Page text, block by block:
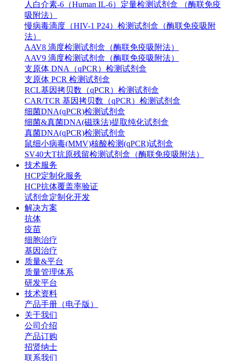
人白介素-6（Human IL-6）定量检测试剂盒 （酶联免疫
吸附法）
慢病毒滴度（HIV-1 P24）检测试剂盒（酶联免疫吸附
法）
AAV8 滴度检测试剂盒（酶联免疫吸附法）
AAV9 滴度检测试剂盒（酶联免疫吸附法）
支原体 DNA（qPCR）检测试剂盒
支原体 PCR 检测试剂盒
RCL基因拷贝数（qPCR）检测试剂盒
CAR/TCR 基因拷贝数（qPCR）检测试剂盒
细菌DNA(qPCR)检测试剂盒
细菌&真菌DNA(磁珠法)提取纯化试剂盒
真菌DNA(qPCR)检测试剂盒
鼠细小病毒(MMV)核酸检测(qPCR)试剂盒
SV40大T抗原残留检测试剂盒（酶联免疫吸附法）
技术服务
HCP定制化服务
HCP抗体覆盖率验证
试剂盒定制化开发
解决方案
抗体
疫苗
细胞治疗
基因治疗
质量&平台
质量管理体系
研发平台
技术资料
产品手册（电子版）
关于我们
公司介绍
产品订购
招贤纳士
联系我们